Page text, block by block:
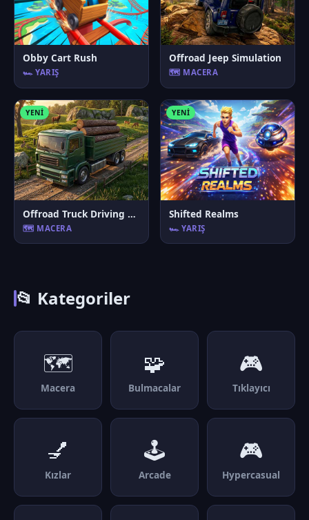
Obby Cart Rush
🏎️ YARIŞ
Offroad Jeep Simulation
🗺️ MACERA
YENI
Offroad Truck Driving Game
🗺️ MACERA
YENI
Shifted Realms
🏎️ YARIŞ
📂 Kategoriler
🗺️
Macera
🧩
Bulmacalar
🎮
Tıklayıcı
💅
Kızlar
🕹️
Arcade
🎮
Hypercasual